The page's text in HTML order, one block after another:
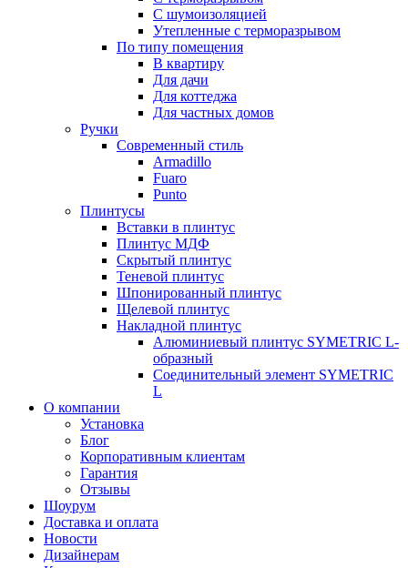
С шумоизоляцией
Утепленные с терморазрывом
По типу помещения
В квартиру
Для дачи
Для коттеджа
Для частных домов
Ручки
Современный стиль
Armadillo
Fuaro
Punto
Плинтусы
Вставки в плинтус
Плинтус МДФ
Скрытый плинтус
Теневой плинтус
Шпонированный плинтус
Щелевой плинтус
Накладной плинтус
Алюминиевый плинтус SYMETRIC L-
образный
Соединительный элемент SYMETRIC
L
О компании
Установка
Блог
Корпоративным клиентам
Гарантия
Отзывы
Шоурум
Доставка и оплата
Новости
Дизайнерам